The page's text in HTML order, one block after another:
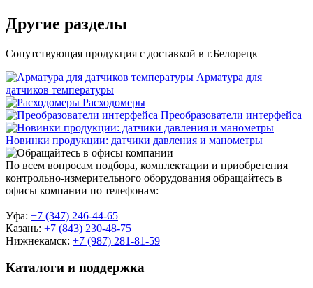
Другие разделы
Сопутствующая продукция с доставкой в г.Белорецк
Арматура для
датчиков температуры
Расходомеры
Преобразователи интерфейса
Новинки продукции: датчики давления и манометры
По всем вопросам подбора, комплектации и приобретения
контрольно-измерительного оборудования обращайтесь в
офисы компании по телефонам:
Уфа: +7 (347) 246-44-65
Казань: +7 (843) 230-48-75
Нижнекамск: +7 (987) 281-81-59
Каталоги и поддержка